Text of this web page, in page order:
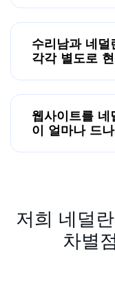
수리남과 네덜
각각 별도로
웹사이트를
이 얼마나 드
저희 네덜
차별